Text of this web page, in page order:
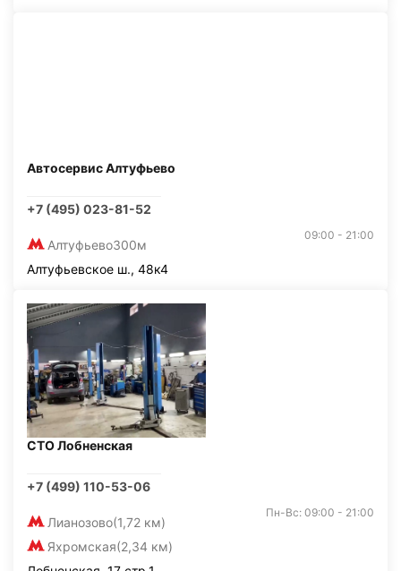
Автосервис Алтуфьево
+7 (495) 023-81-52
Алтуфьево300м
09:00 - 21:00
Алтуфьевское ш., 48к4
СТО Лобненская
+7 (499) 110-53-06
Лианозово(1,72 км)
Яхромская(2,34 км)
Пн-Вс: 09:00 - 21:00